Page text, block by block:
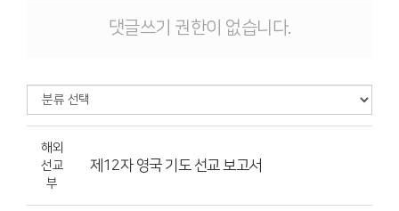
댓글쓰기 권한이 없습니다.
해외
선교
부
제12자 영국 기도 선교 보고서